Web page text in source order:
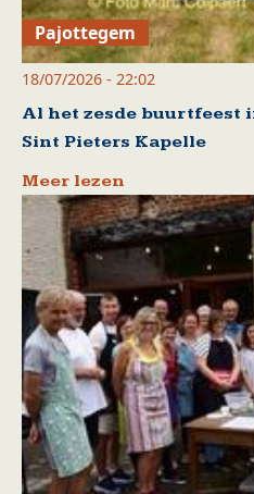
Pajottegem
18/07/2026 - 22:02
Al het zesde buurtfeest
Sint Pieters Kapelle
Meer lezen